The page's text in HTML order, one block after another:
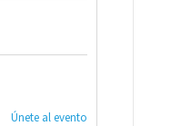
Únete al evento